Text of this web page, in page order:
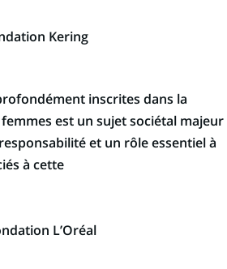
Kering
inscrites dans la
est un sujet sociétal majeur
et un rôle essentiel à
à cette
L’Oréal